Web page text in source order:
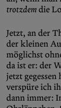
trotzdemdie
Jetzt, an der
der kleinen
möglichst
da ist er: der
jetzt
verspüre ich
dann immer: